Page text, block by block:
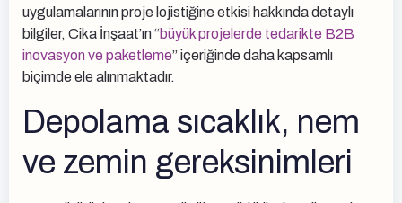
uygulamalarının proje lojistiğine etkisi hakkında detaylı
bilgiler, Cika İnşaat’ın “büyük projelerde tedarikte B2B
inovasyon ve paketleme” içeriğinde daha kapsamlı
biçimde ele alınmaktadır.
Depolama sıcaklık, nem
ve zemin gereksinimleri